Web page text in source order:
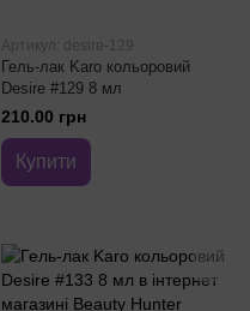
Артикул: desire-129
Гель-лак Karo кольоровий
Desire #129 8 мл
210.00 грн
Купити